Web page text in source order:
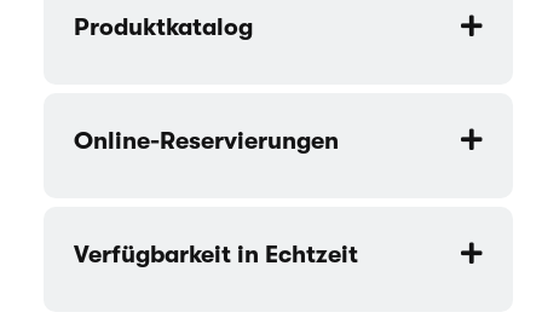
Produktkatalog
Online-Reservierungen
Verfügbarkeit in Echtzeit